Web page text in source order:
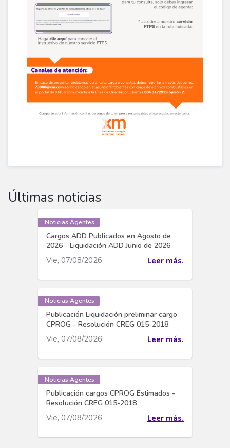
Últimas noticias
Noticias Agentes
Cargos ADD Publicados en Agosto de
2026 - Liquidación ADD Junio de 2026
Vie, 07/08/2026 Leer más.
Noticias Agentes
Publicación Liquidación preliminar cargo
CPROG - Resolución CREG 015-2018
Vie, 07/08/2026 Leer más.
Noticias Agentes
Publicación cargos CPROG Estimados -
Resolución CREG 015-2018
Vie, 07/08/2026 Leer más.